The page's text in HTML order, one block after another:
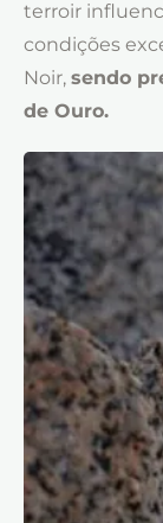
terroir
condições
Noir, sendo
de Ouro.